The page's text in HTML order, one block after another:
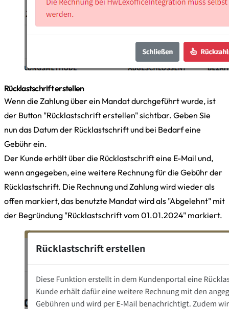
Rücklastschrift erstellen
Wenn die Zahlung über ein Mandat durchgeführt wurde, ist
der Button "Rücklastschrift erstellen" sichtbar. Geben Sie
nun das Datum der Rücklastschrift und bei Bedarf eine
Gebühr ein.
Der Kunde erhält über die Rücklastschrift eine E-Mail und,
wenn angegeben, eine weitere Rechnung für die Gebühr der
Rücklastschrift. Die Rechnung und Zahlung wird wieder als
offen markiert, das benutzte Mandat wird als "Abgelehnt" mit
der Begründung "Rücklastschrift vom 01.01.2024" markiert.